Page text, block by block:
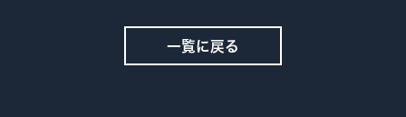
一覧に戻る